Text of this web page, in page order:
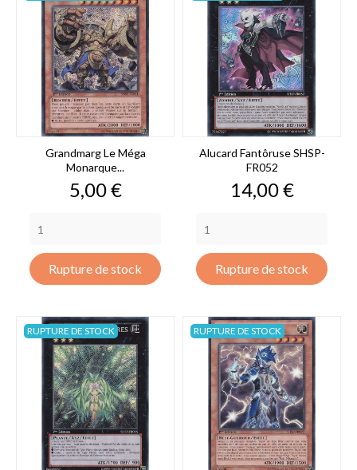
Grandmarg Le Méga
Monarque...
Prix
5,00 €
Rupture de stock
Alucard Fantôruse SHSP-
FR052
Prix
14,00 €
Rupture de stock
RUPTURE DE STOCK RUPTURE DE STOCK